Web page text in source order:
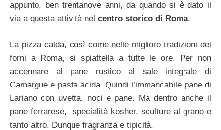
appunto, ben trentanove anni, da quando si è dato il
via a questa attività nel centro storico di Roma.
La pizza calda, così come nelle miglioro tradizioni dei
forni a Roma, si spiattella a tutte le ore. Per non
accennare al pane rustico al sale integrale di
Camargue e pasta acida. Quindi l’immancabile pane di
Lariano con uvetta, noci e pane. Ma dentro anche il
pane ferrarese, specialità kosher, sculture al grano e
tanto altro. Dunque fragranza e tipicità.